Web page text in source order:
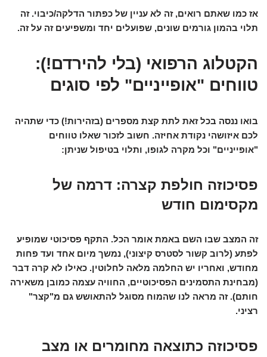
אז כמו שאתם רואים, זה לא עניין של כפתור הדלקה/כיבוי. זה
תלוי בהמון גורמים שונים, שפועלים יחד ומשפיעים זה על זה.
הקטלוג הרפואי (בלי להירדם!):
טווחים "אופייניים" לפי סוגים
בואו ננסה בכל זאת לתת קצת מספרים (בזהירות!) כדי שתהיה
לכם איזושהי נקודת אחיזה. חשוב לזכור שאלו טווחים
"אופייניים" וכל מקרה לגופו, ותלוי בטיפול שניתן:
פסיכוזה חולפת קצרה: דרמה של
מקסימום חודש
זה המצב שבו השם באמת אומר הכל. התקף פסיכוטי שמופיע
לפתע (לרוב קשור לסטרס קיצוני), נמשך מיום אחד ועד פחות
מחודש, ואחריו יש החלמה מלאה לחלוטין. כאילו לא קרה דבר
(מבחינת התסמינים הפסיכוטיים, החוויה עצמה כמובן משאירה
חותם). זה מראה לנו שהמוח מסוגל להתאושש גם מ"קצר"
רציני.
פסיכוזה כתוצאה מחומרים או מצב